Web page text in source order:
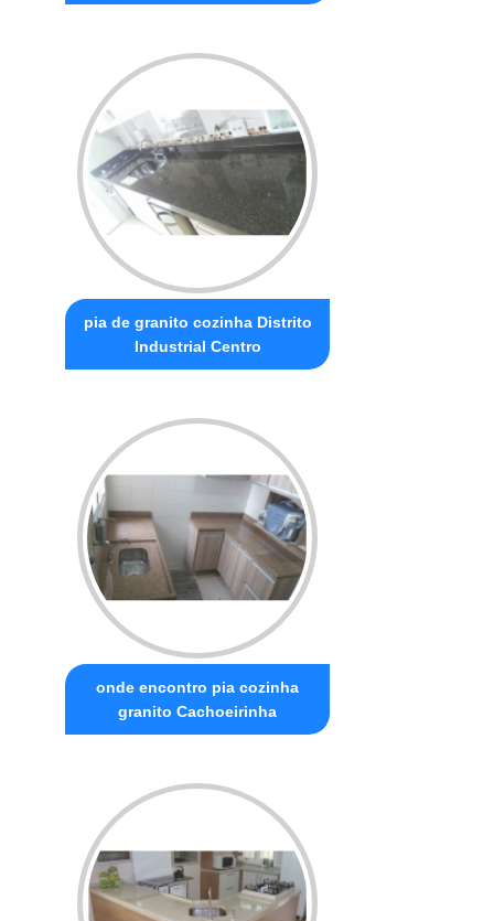
pia de granito cozinha Distrito
Industrial Centro
onde encontro pia cozinha
granito Cachoeirinha